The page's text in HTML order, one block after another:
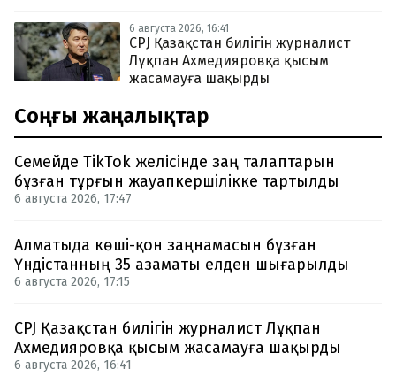
6 августа 2026, 16:41
CPJ Қазақстан билігін журналист
Лұқпан Ахмедияровқа қысым
жасамауға шақырды
Соңғы жаңалықтар
Семейде TikTok желісінде заң талаптарын
бұзған тұрғын жауапкершілікке тартылды
6 августа 2026, 17:47
Алматыда көші-қон заңнамасын бұзған
Үндістанның 35 азаматы елден шығарылды
6 августа 2026, 17:15
CPJ Қазақстан билігін журналист Лұқпан
Ахмедияровқа қысым жасамауға шақырды
6 августа 2026, 16:41